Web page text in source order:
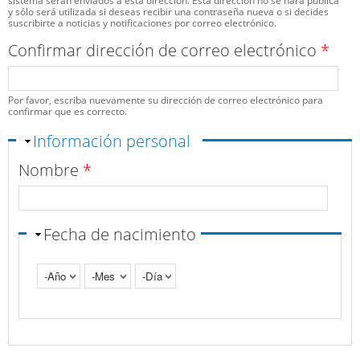
y sólo será utilizada si deseas recibir una contraseña nueva o si decides
suscribirte a noticias y notificaciones por correo electrónico.
Confirmar dirección de correo electrónico *
Por favor, escriba nuevamente su dirección de correo electrónico para
confirmar que es correcto.
Ocultar
Información personal
Nombre *
Fecha de nacimiento
Año
Mes Día